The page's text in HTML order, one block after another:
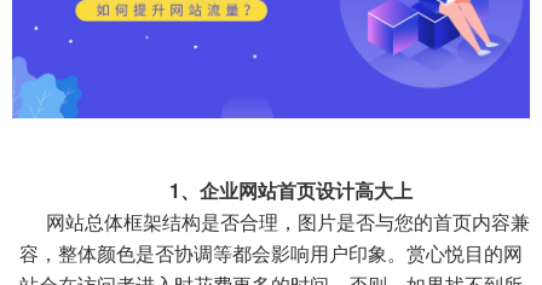
1、企业网站首页设计高大上
网站总体框架结构是否合理，图片是否与您的首页内容兼
容，整体颜色是否协调等都会影响用户印象。赏心悦目的网